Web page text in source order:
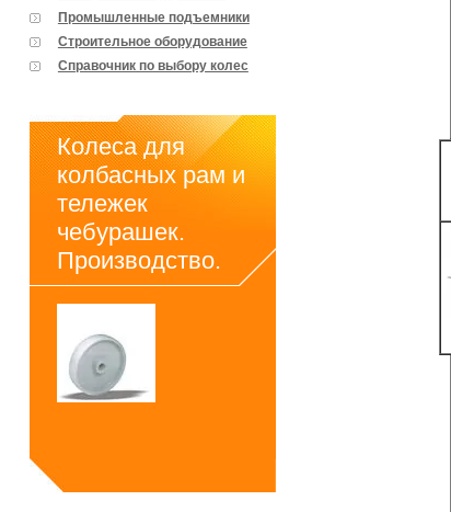
Промышленные подъемники
Строительное оборудование
Справочник по выбору колес
Колеса для
колбасных рам и
тележек
чебурашек.
Производство.